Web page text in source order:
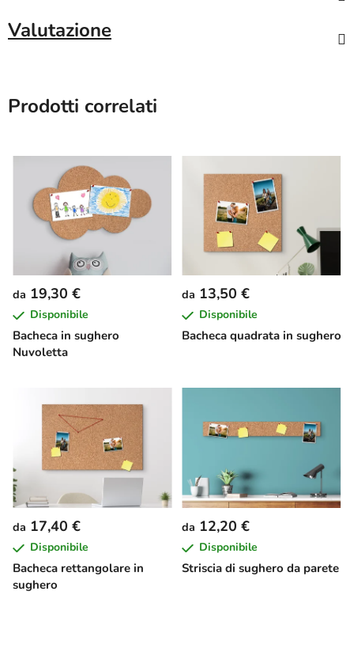
Valutazione
Prodotti correlati
Bacheca in sughero
Nuvoletta
da 19,30 €
Disponibile
Bacheca quadrata in sughero
da 13,50 €
Disponibile
Bacheca rettangolare in
sughero
da 17,40 €
Disponibile
Striscia di sughero da parete
da 12,20 €
Disponibile